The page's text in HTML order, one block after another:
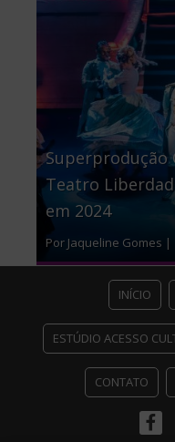
Superprodução
Teatro
em 2024
Por Jaqueline Gomes |
INÍCIO
ESTÚDIO ACESSO
CONTATO